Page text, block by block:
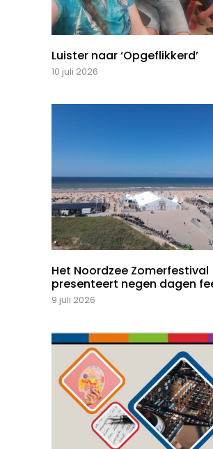
Luister naar ‘Opgeflikkerd’
10 juli 2026
Het Noordzee Zomerfestival
presenteert negen dagen
9 juli 2026